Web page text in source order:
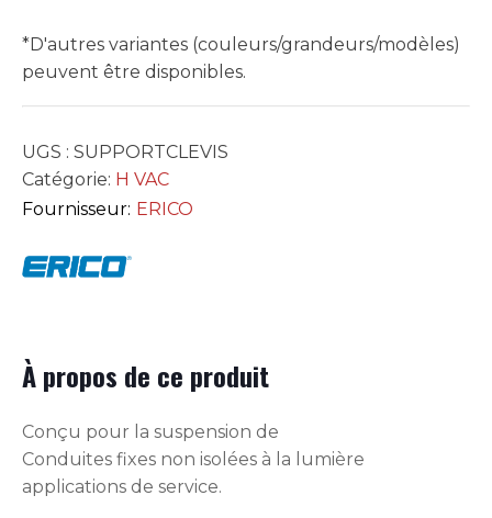
*D'autres variantes (couleurs/grandeurs/modèles)
peuvent être disponibles.
UGS : SUPPORTCLEVIS
Catégorie: H VAC
Fournisseur: ERICO
À propos de ce produit
Conçu pour la suspension de
Conduites fixes non isolées à la lumière
applications de service.